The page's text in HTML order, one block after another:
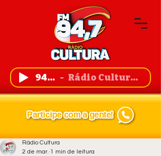
94,7 FM Rádio Cultura de Guanambi
Rádio Cultura
2 de mar. 1 min de leitura